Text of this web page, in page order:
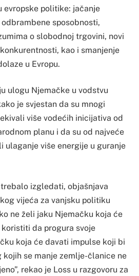
evropske politike: jačanje
sposobnosti,
o slobodnoj trgovini, novi
kao i smanjenje
u Evropu.
ulogu Njemačke u vodstvu
je svjestan da su mnogi
više vodećih inicijativa od
planu i da su od najveće
ulaganje više energije u guranje
izgledati, objašnjava
vijeća za vanjsku politiku
ne želi jaku Njemačku koja će
da progura svoje
koja će davati impulse koji bi
se manje zemlje-članice ne
rekao je Loss u razgovoru za